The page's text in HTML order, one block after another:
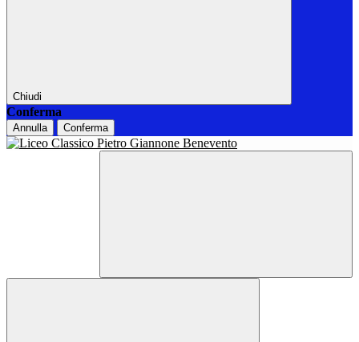
Chiudi
Conferma
Annulla Conferma